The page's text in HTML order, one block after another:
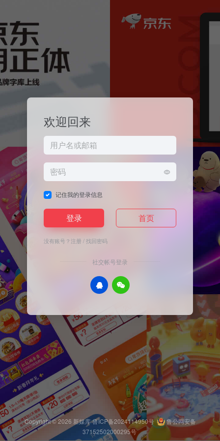
欢迎回来
记住我的登录信息
登录 首页
没有账号？注册 /找回密码
社交帐号登录
Copyright © 2026 新媒库鲁ICP备2024114950号
鲁公网安备
37152502000295号